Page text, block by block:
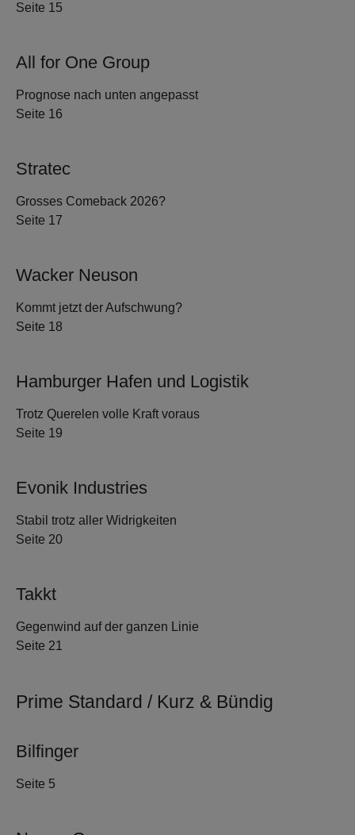
Seite 15
All for One Group
Prognose nach unten angepasst
Seite 16
Stratec
Grosses Comeback 2026?
Seite 17
Wacker Neuson
Kommt jetzt der Aufschwung?
Seite 18
Hamburger Hafen und Logistik
Trotz Querelen volle Kraft voraus
Seite 19
Evonik Industries
Stabil trotz aller Widrigkeiten
Seite 20
Takkt
Gegenwind auf der ganzen Linie
Seite 21
Prime Standard / Kurz & Bündig
Bilfinger
Seite 5